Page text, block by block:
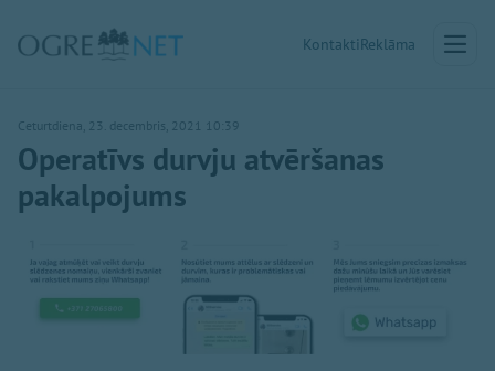
KontaktiReklāma
Ceturtdiena, 23. decembris, 2021 10:39
Operatīvs durvju atvēršanas
pakalpojums